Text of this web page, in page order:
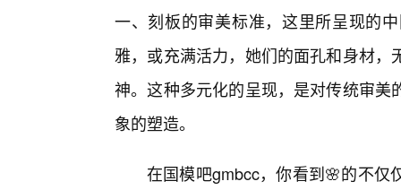
一、刻板的审美标准，这里所呈现的
雅，或充满活力，她们的面孔和身材
神。这种多元化的呈现，是对传统审
象的塑造。
在国模吧gmbcc，你看到🌸的不仅